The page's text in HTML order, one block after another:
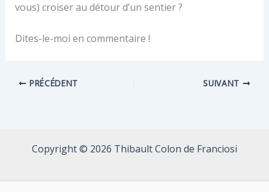
vous) croiser au détour d’un sentier ?
Dites-le-moi en commentaire !
PRÉCÉDENT SUIVANT
Copyright © 2026 Thibault Colon de Franciosi